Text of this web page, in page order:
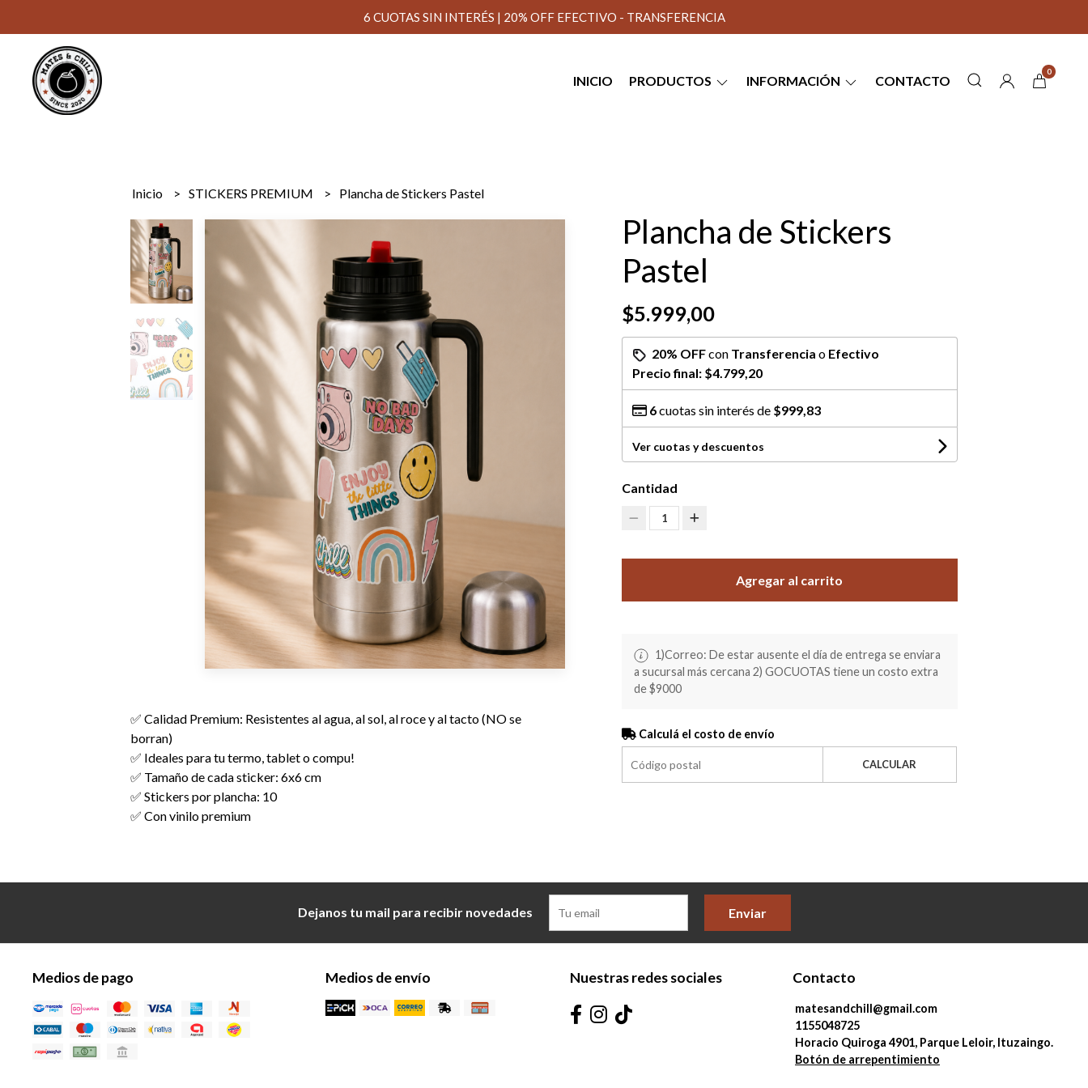
6 CUOTAS SIN INTERÉS | 20% OFF EFECTIVO - TRANSFERENCIA
INICIO PRODUCTOS INFORMACIÓN CONTACTO
0
Inicio STICKERS PREMIUM Plancha de Stickers Pastel
✅ Calidad Premium: Resistentes al agua, al sol, al roce y al tacto (NO se
borran)
✅ Ideales para tu termo, tablet o compu!
✅ Tamaño de cada sticker: 6x6 cm
✅ Stickers por plancha: 10
✅ Con vinilo premium
Plancha de Stickers
Pastel
$5.999,00
20% OFFcon Transferencia o Efectivo
Precio final: $4.799,20
6cuotas sin interés de $999,83
Ver cuotas y descuentos
Cantidad
1
Agregar al carrito
1)Correo: De estar ausente el día de entrega se enviara
a sucursal más cercana 2) GOCUOTAS tiene un costo extra
de $9000
Calculá el costo de envío
CALCULAR
Dejanos tu mail para recibir novedades Enviar
Medios de pago Medios de envío Nuestras redes sociales Contacto
matesandchill@gmail.com
1155048725
Horacio Quiroga 4901, Parque Leloir, Ituzaingo.
Botón de arrepentimiento